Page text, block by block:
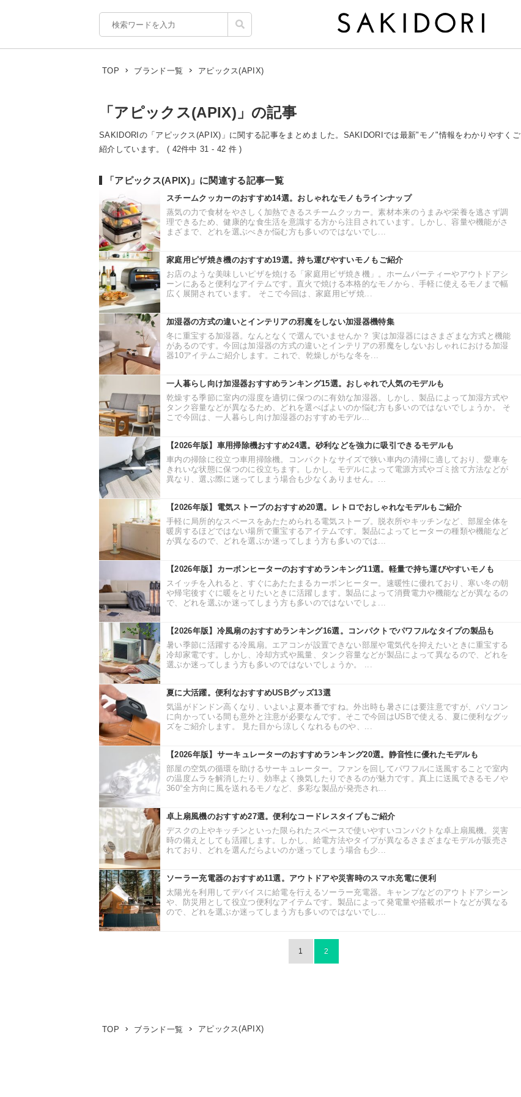
TOP ブランド一覧 アピックス(APIX)
「アピックス(APIX)」の記事
SAKIDORIの「アピックス(APIX)」に関する記事をまとめました。SAKIDORIでは最新"モノ"情報をわかりやすくご
紹介しています。 ( 42件中 31 - 42 件 )
「アピックス(APIX)」に関連する記事一覧
スチームクッカーのおすすめ14選。おしゃれなモノもラインナップ
蒸気の力で食材をやさしく加熱できるスチームクッカー。素材本来のうまみや栄養を逃さず調
理できるため、健康的な食生活を意識する方から注目されています。しかし、容量や機能がさ
まざまで、どれを選ぶべきか悩む方も多いのではないでし...
家庭用ピザ焼き機のおすすめ19選。持ち運びやすいモノもご紹介
お店のような美味しいピザを焼ける「家庭用ピザ焼き機」。ホームパーティーやアウトドアシ
ーンにあると便利なアイテムです。直火で焼ける本格的なモノから、手軽に使えるモノまで幅
広く展開されています。 そこで今回は、家庭用ピザ焼...
加湿器の方式の違いとインテリアの邪魔をしない加湿器機特集
冬に重宝する加湿器。なんとなくで選んでいませんか？ 実は加湿器にはさまざまな方式と機能
があるのです。今回は加湿器の方式の違いとインテリアの邪魔をしないおしゃれにおける加湿
器10アイテムご紹介します。これで、乾燥しがちな冬を...
一人暮らし向け加湿器おすすめランキング15選。おしゃれで人気のモデルも
乾燥する季節に室内の湿度を適切に保つのに有効な加湿器。しかし、製品によって加湿方式や
タンク容量などが異なるため、どれを選べばよいのか悩む方も多いのではないでしょうか。 そ
こで今回は、一人暮らし向け加湿器のおすすめモデル...
【2026年版】車用掃除機おすすめ24選。砂利などを強力に吸引できるモデルも
車内の掃除に役立つ車用掃除機。コンパクトなサイズで狭い車内の清掃に適しており、愛車を
きれいな状態に保つのに役立ちます。しかし、モデルによって電源方式やゴミ捨て方法などが
異なり、選ぶ際に迷ってしまう場合も少なくありません。...
【2026年版】電気ストーブのおすすめ20選。レトロでおしゃれなモデルもご紹介
手軽に局所的なスペースをあたためられる電気ストーブ。脱衣所やキッチンなど、部屋全体を
暖房するほどではない場所で重宝するアイテムです。製品によってヒーターの種類や機能など
が異なるので、どれを選ぶか迷ってしまう方も多いのでは...
【2026年版】カーボンヒーターのおすすめランキング11選。軽量で持ち運びやすいモノも
スイッチを入れると、すぐにあたたまるカーボンヒーター。速暖性に優れており、寒い冬の朝
や帰宅後すぐに暖をとりたいときに活躍します。製品によって消費電力や機能などが異なるの
で、どれを選ぶか迷ってしまう方も多いのではないでしょ...
【2026年版】冷風扇のおすすめランキング16選。コンパクトでパワフルなタイプの製品も
暑い季節に活躍する冷風扇。エアコンが設置できない部屋や電気代を抑えたいときに重宝する
冷却家電です。しかし、冷却方式や風量、タンク容量などが製品によって異なるので、どれを
選ぶか迷ってしまう方も多いのではないでしょうか。 ...
夏に大活躍。便利なおすすめUSBグッズ13選
気温がドンドン高くなり、いよいよ夏本番ですね。外出時も暑さには要注意ですが、パソコン
に向かっている間も意外と注意が必要なんです。そこで今回はUSBで使える、夏に便利なグッ
ズをご紹介します。 見た目から涼しくなれるものや、...
【2026年版】サーキュレーターのおすすめランキング20選。静音性に優れたモデルも
部屋の空気の循環を助けるサーキュレーター。ファンを回してパワフルに送風することで室内
の温度ムラを解消したり、効率よく換気したりできるのが魅力です。真上に送風できるモノや
360°全方向に風を送れるモノなど、多彩な製品が発売され...
卓上扇風機のおすすめ27選。便利なコードレスタイプもご紹介
デスクの上やキッチンといった限られたスペースで使いやすいコンパクトな卓上扇風機。災害
時の備えとしても活躍します。しかし、給電方法やタイプが異なるさまざまなモデルが販売さ
れており、どれを選んだらよいのか迷ってしまう場合も少...
ソーラー充電器のおすすめ11選。アウトドアや災害時のスマホ充電に便利
太陽光を利用してデバイスに給電を行えるソーラー充電器。キャンプなどのアウトドアシーン
や、防災用として役立つ便利なアイテムです。製品によって発電量や搭載ポートなどが異なる
ので、どれを選ぶか迷ってしまう方も多いのではないでし...
1 2
TOP ブランド一覧 アピックス(APIX)